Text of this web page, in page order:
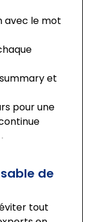
avec le mot
et
pour une
de
tout